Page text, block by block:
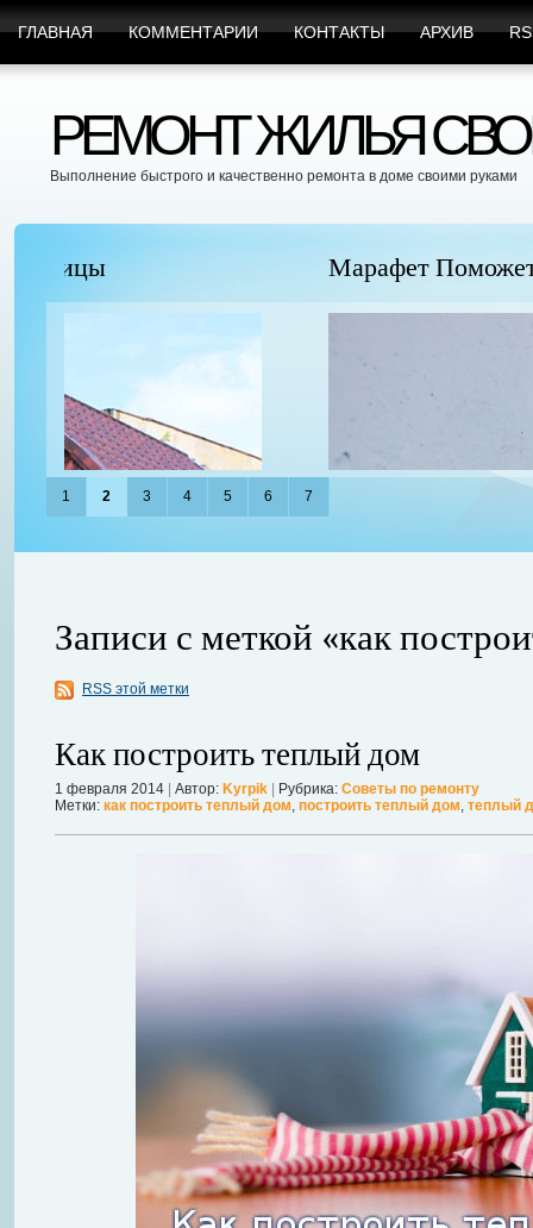
ГЛАВНАЯ КОММЕНТАРИИ КОНТАКТЫ АРХИВ
РЕМОНТ ЖИЛЬЯ
Выполнение быстрого и качественно ремонта в доме своими руками
Марафет Поможет с Любыми Видами
Когда в вашем доме появляются клопы, тараканы, грызуны или
настроение и вызывает волнение. Большинство из паразитов
течение пары недель их может стать уже вдвое, а то и втрое
в первые часы принять меры. А именно: обратиться в проверенную
1 2 3 4 5 6 7
Записи с меткой «как
RSS этой метки
Как построить теплый дом
1 февраля 2014 Автор: Kyrpik Рубрика: Советы по ремонту
Метки: как построить теплый дом, построить теплый дом, теплый